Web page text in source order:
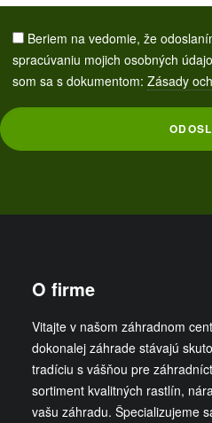
Beriem na vedomie, že
spracúvaniu mojich osobných
som sa s dokumentom: Zásady
O firme
Vitajte v našom záhradnom
dokonalej záhrade stávajú
tradíciu s vášňou pre
sortiment kvalitných rastlín,
vašu záhradu. Špecializujeme